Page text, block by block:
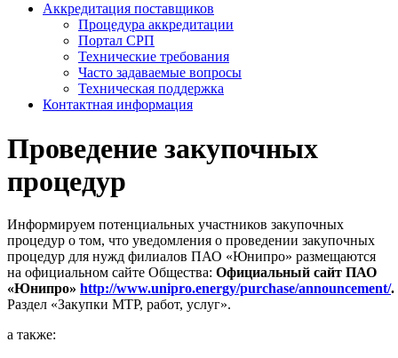
Аккредитация поставщиков
Процедура аккредитации
Портал СРП
Технические требования
Часто задаваемые вопросы
Техническая поддержка
Контактная информация
Проведение закупочных
процедур
Информируем потенциальных участников закупочных
процедур о том, что уведомления о проведении закупочных
процедур для нужд филиалов ПАО «Юнипро» размещаются
на официальном сайте Общества: Официальный сайт ПАО
«Юнипро» http://www.unipro.energy/purchase/announcement/.
Раздел «Закупки МТР, работ, услуг».
а также: